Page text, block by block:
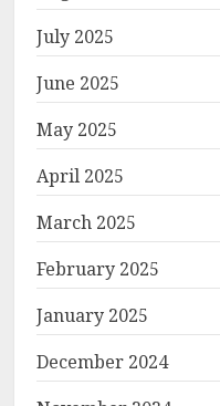
July 2025
June 2025
May 2025
April 2025
March 2025
February 2025
January 2025
December 2024